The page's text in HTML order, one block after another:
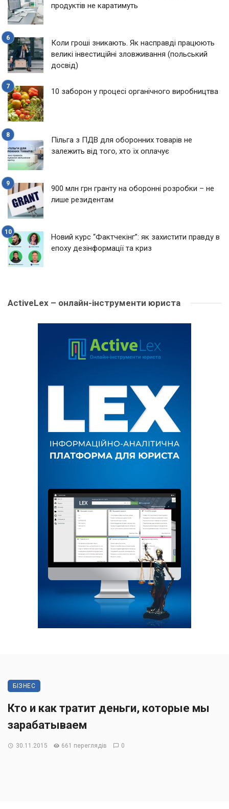
продуктів не каратимуть
Коли гроші зникають. Як насправді працюють
великі інвестиційні зловживання (польський
досвід)
10 заборон у процесі органічного виробництва
Пільга з ПДВ для оборонних товарів не
залежить від того, хто їх оплачує
900 млн грн гранту на оборонні розробки – не
лише резидентам
Новий курс “Фактчекінг”: як захистити правду в
епоху дезінформації та криз
ActiveLex – онлайн-інструменти юриста
БІЗНЕС
Кто и как тратит деньги, которые мы
зарабатываем
30.11.2015 661 переглядів 0